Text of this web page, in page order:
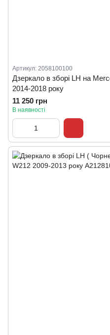
Артикул: 2058100100
Дзеркало в зборі LH на
2014-2018 року
11 250 грн
В наявності